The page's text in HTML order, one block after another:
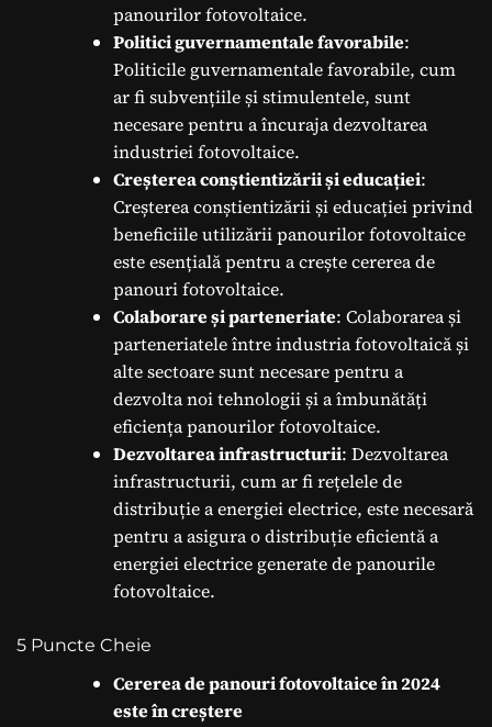
panourilor fotovoltaice.
Politici guvernamentale favorabile:
Politicile guvernamentale favorabile, cum
ar fi subvențiile și stimulentele, sunt
necesare pentru a încuraja dezvoltarea
industriei fotovoltaice.
Creșterea conștientizării și educației:
Creșterea conștientizării și educației privind
beneficiile utilizării panourilor fotovoltaice
este esențială pentru a crește cererea de
panouri fotovoltaice.
Colaborare și parteneriate: Colaborarea și
parteneriatele între industria fotovoltaică și
alte sectoare sunt necesare pentru a
dezvolta noi tehnologii și a îmbunătăți
eficiența panourilor fotovoltaice.
Dezvoltarea infrastructurii: Dezvoltarea
infrastructurii, cum ar fi rețelele de
distribuție a energiei electrice, este necesară
pentru a asigura o distribuție eficientă a
energiei electrice generate de panourile
fotovoltaice.
5 Puncte Cheie
Cererea de panouri fotovoltaice în 2024
este în creștere